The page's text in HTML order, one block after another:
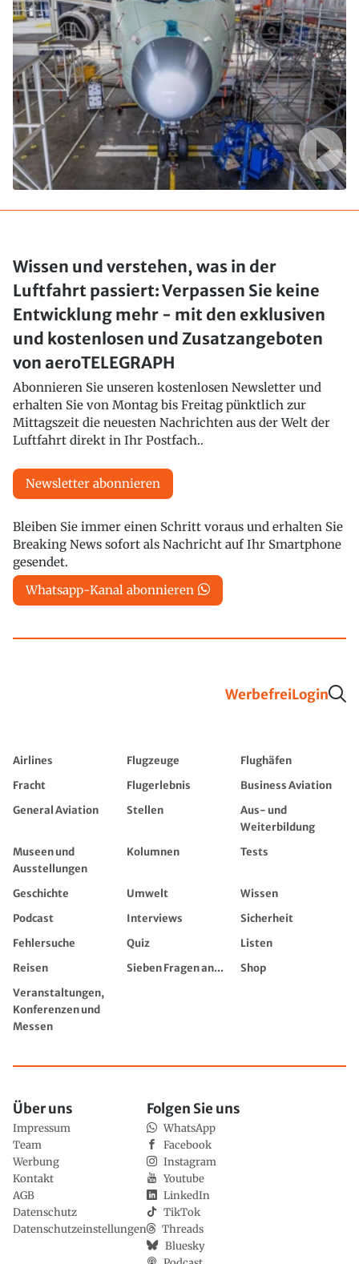
Wissen und verstehen, was in der
Luftfahrt passiert: Verpassen Sie keine
Entwicklung mehr - mit den exklusiven
und kostenlosen und Zusatzangeboten
von aeroTELEGRAPH
Abonnieren Sie unseren kostenlosen Newsletter und
erhalten Sie von Montag bis Freitag pünktlich zur
Mittagszeit die neuesten Nachrichten aus der Welt der
Luftfahrt direkt in Ihr Postfach..
Newsletter abonnieren
Bleiben Sie immer einen Schritt voraus und erhalten Sie
Breaking News sofort als Nachricht auf Ihr Smartphone
gesendet.
Whatsapp-Kanal abonnieren
WerbefreiLogin
Airlines Flugzeuge
Flughäfen
Fracht
Flugerlebnis
Business Aviation
General Aviation
Stellen
Aus- und
Weiterbildung
Museen und
Ausstellungen
Kolumnen Tests
Geschichte Umwelt
Wissen
Podcast
Interviews
Sicherheit
Fehlersuche
Quiz
Listen
Reisen
Sieben Fragen an...
Shop
Veranstaltungen,
Konferenzen und
Messen
Über uns
Impressum
Team
Werbung
Kontakt
AGB
Datenschutz
Datenschutzeinstellungen
Folgen Sie uns
WhatsApp
Facebook
Instagram
Youtube
LinkedIn
TikTok
Threads
Bluesky